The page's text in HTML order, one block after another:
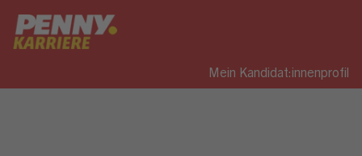
Mein Kandidat:innenprofil